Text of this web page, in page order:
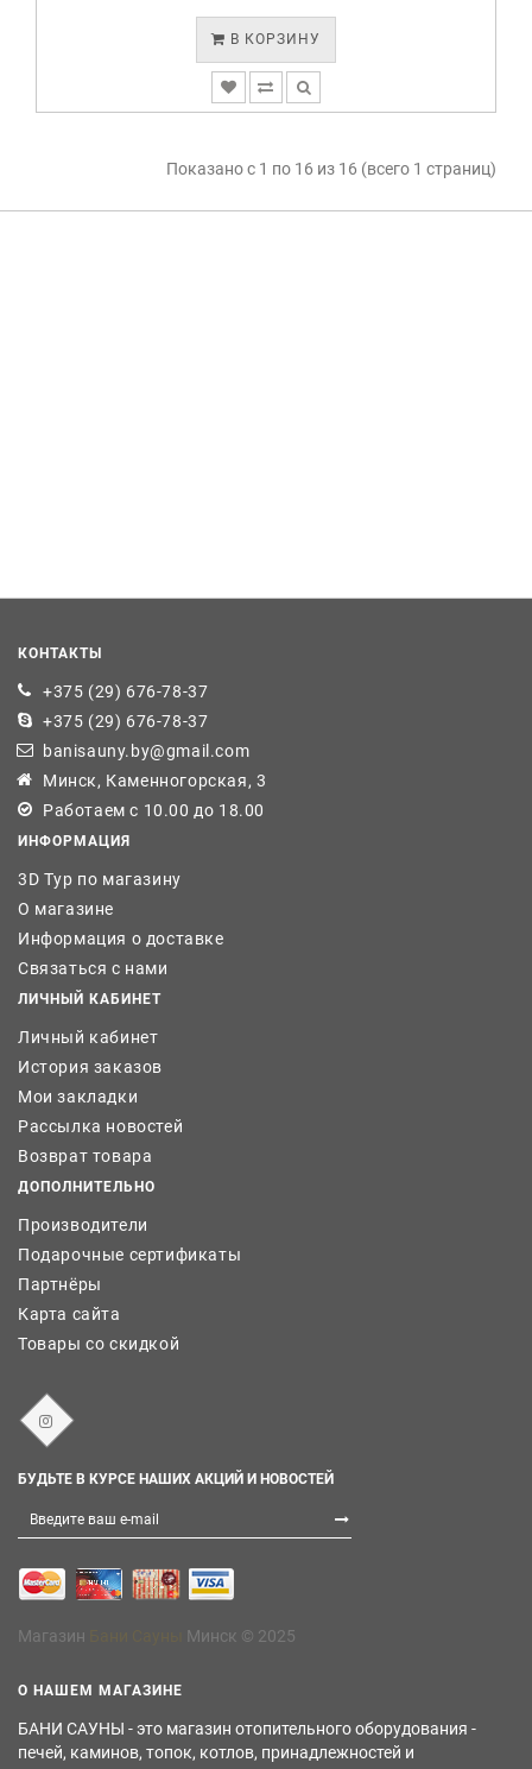
В КОРЗИНУ
Показано с 1 по 16 из 16 (всего 1 страниц)
КОНТАКТЫ
+375 (29) 676-78-37
+375 (29) 676-78-37
banisauny.by@gmail.com
Минск, Каменногорская, 3
Работаем с 10.00 до 18.00
ИНФОРМАЦИЯ
3D Тур по магазину
О магазине
Информация о доставке
Связаться с нами
ЛИЧНЫЙ КАБИНЕТ
Личный кабинет
История заказов
Мои закладки
Рассылка новостей
Возврат товара
ДОПОЛНИТЕЛЬНО
Производители
Подарочные сертификаты
Партнёры
Карта сайта
Товары со скидкой
БУДЬТЕ В КУРСЕ НАШИХ АКЦИЙ И НОВОСТЕЙ
Магазин Минск © 2025
О НАШЕМ МАГАЗИНЕ
БАНИ САУНЫ - это магазин отопительного оборудования -
печей, каминов, топок, котлов, принадлежностей и